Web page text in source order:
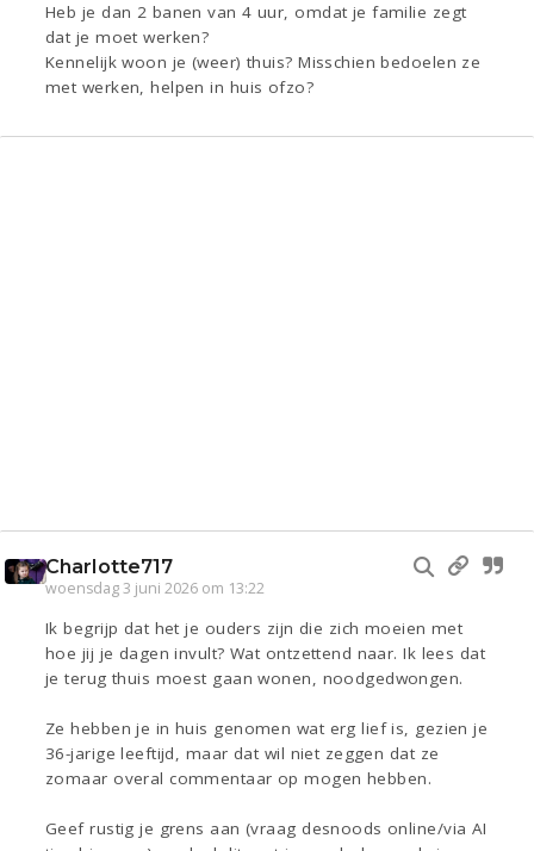
Heb je dan 2 banen van 4 uur, omdat je familie zegt
dat je moet werken?
Kennelijk woon je (weer) thuis? Misschien bedoelen ze
met werken, helpen in huis ofzo?
Charlotte717
woensdag 3 juni 2026 om 13:22
Ik begrijp dat het je ouders zijn die zich moeien met
hoe jij je dagen invult? Wat ontzettend naar. Ik lees dat
je terug thuis moest gaan wonen, noodgedwongen.
Ze hebben je in huis genomen wat erg lief is, gezien je
36-jarige leeftijd, maar dat wil niet zeggen dat ze
zomaar overal commentaar op mogen hebben.
Geef rustig je grens aan (vraag desnoods online/via AI